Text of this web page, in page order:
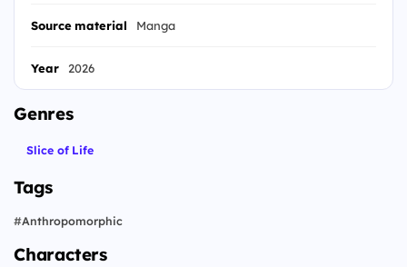
Source material Manga
Year 2026
Genres
Slice of Life
Tags
#Anthropomorphic
Characters